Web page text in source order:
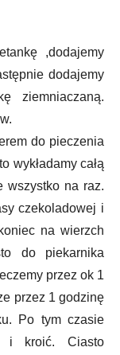
,dodajemy
dodajemy
ziemniaczaną.
do pieczenia
wykładamy całą
wszystko na raz.
czekoladowej i
na wierzch
do piekarnika
przez ok 1
przez 1 godzinę
Po tym czasie
i kroić. Ciasto